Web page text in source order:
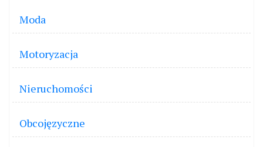
Moda
Motoryzacja
Nieruchomości
Obcojęzyczne